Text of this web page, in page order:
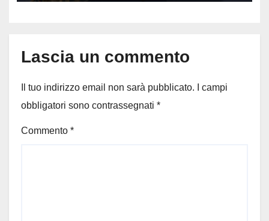
Lascia un commento
Il tuo indirizzo email non sarà pubblicato.
I campi
obbligatori sono contrassegnati *
Commento *